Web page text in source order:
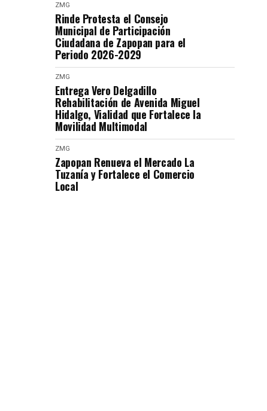
ZMG
Rinde Protesta el Consejo
Municipal de Participación
Ciudadana de Zapopan para el
Periodo 2026-2029
ZMG
Entrega Vero Delgadillo
Rehabilitación de Avenida Miguel
Hidalgo, Vialidad que Fortalece la
Movilidad Multimodal
ZMG
Zapopan Renueva el Mercado La
Tuzanía y Fortalece el Comercio
Local